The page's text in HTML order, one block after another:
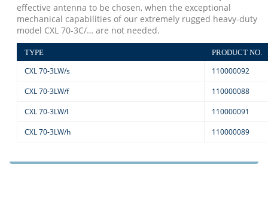
effective antenna to be chosen, when the exceptional
mechanical capabilities of our extremely rugged heavy-duty
model CXL 70-3C/… are not needed.
TYPE PRODUCT NO.
CXL 70-3LW/s
110000092
CXL 70-3LW/f
110000088
CXL 70-3LW/l
110000091
CXL 70-3LW/h
110000089